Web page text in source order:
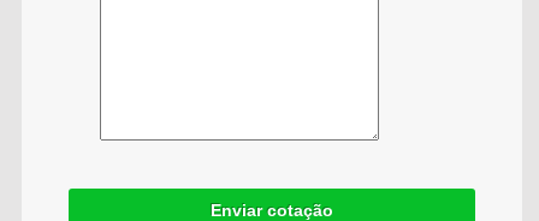
Enviar cotação